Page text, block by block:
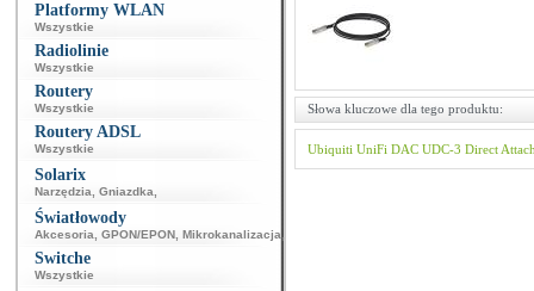
Platformy WLAN
Wszystkie
Radiolinie
Wszystkie
Routery
Wszystkie
Routery ADSL
Wszystkie
Solarix
Narzędzia Gniazdka
Światłowody
Akcesoria GPON/EPON Mikrokanalizacja
Switche
Wszystkie
Słowa kluczowe dla tego produktu:
Ubiquiti UniFi DAC UDC-3 Direct